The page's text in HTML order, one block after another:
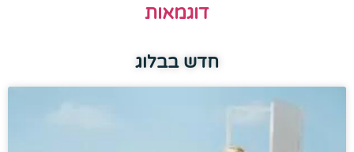
דוגמאות
חדש בבלוג